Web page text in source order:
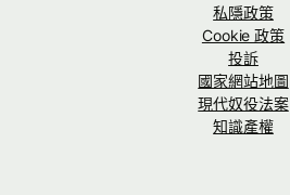
私隱政策
Cookie 政策
投訴
國家網站地圖
現代奴役法案
知識產權